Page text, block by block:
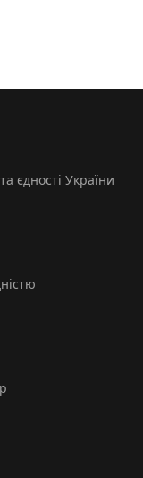
єдності України